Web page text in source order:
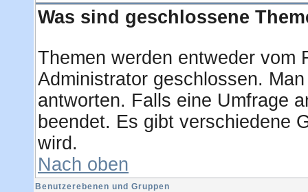
Was sind geschlossene
Themen werden entweder vom
Administrator geschlossen.
antworten. Falls eine Umfrage
beendet. Es gibt verschiedene
wird.
Nach oben
Benutzerebenen und Gruppen